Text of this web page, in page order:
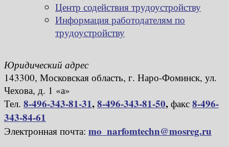
Центр содействия трудоустройству
Информация работодателям по
трудоустройству
Юридический адрес
143300, Московская область, г. Наро-Фоминск, ул.
Чехова, д. 1 «а»
Тел. 8-496-343-81-31,8-496-343-81-50, факс 8-496-
343-84-61
Электронная почта: mo_narfomtechn@mosreg.ru